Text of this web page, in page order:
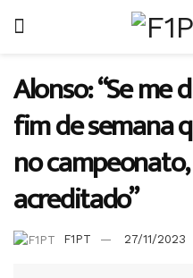
Alonso: “Se me
fim de semana
no
acreditado”
F1PT 27/11/2023